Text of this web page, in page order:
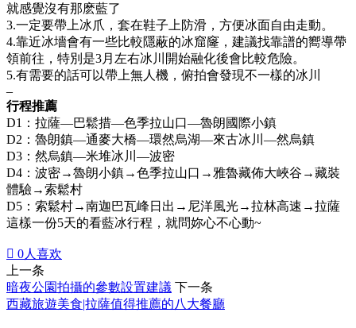
就感覺沒有那麽藍了
3.一定要帶上冰爪，套在鞋子上防滑，方便冰面自由走動。
4.靠近冰墻會有一些比較隱蔽的冰窟窿，建議找靠譜的嚮導帶
領前往，特別是3月左右冰川開始融化後會比較危險。
5.有需要的話可以帶上無人機，俯拍會發現不一樣的冰川
–
行程推薦
D1：拉薩—巴鬆措—色季拉山口—魯朗國際小鎮
D2：魯朗鎮—通麥大橋—環然烏湖—來古冰川—然烏鎮
D3：然烏鎮—米堆冰川—波密
D4：波密→魯朗小鎮→色季拉山口→雅魯藏佈大峽谷→藏裝
體驗→索鬆村
D5：索鬆村→南迦巴瓦峰日出→尼洋風光→拉林高速→拉薩
這樣一份5天的看藍冰行程，就問妳心不心動~
 0人喜欢
上一条
暗夜公園拍攝的參數設置建議 下一条
西藏旅遊美食|拉薩值得推薦的八大餐廳